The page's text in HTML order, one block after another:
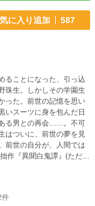
に入り追加 587
ることになった、引っ込
珠生。しかしその学園生
った。前世の記憶を思い
いスーツに身を包んだ日
る男との再会……。不可
はついに、前世の夢を見
前世の自分が、人間では
が、現代に転生するお話
leave me alone』全24
部。 第4幕『恋煩い
件